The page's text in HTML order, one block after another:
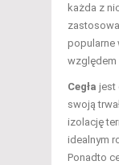
każda z
popularne
względem
Cegła jest
swoją
izolację
idealnym
Ponadto